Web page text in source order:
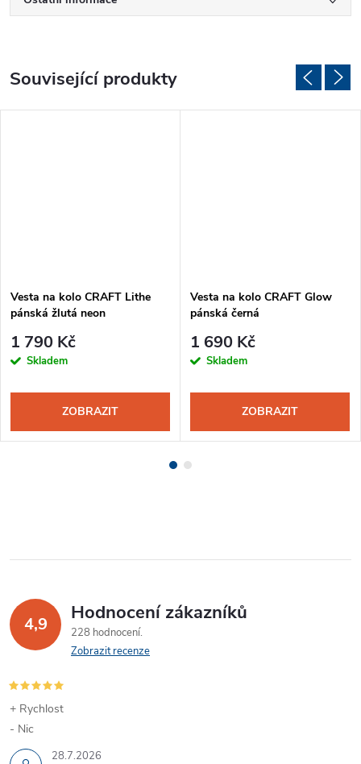
Související produkty
Vesta na kolo CRAFT Lithe
pánská žlutá neon
1 790 Kč
Skladem
ZOBRAZIT
Vesta na kolo CRAFT Glow
pánská černá
1 690 Kč
Skladem
ZOBRAZIT
4,9 Hodnocení zákazníků
228 hodnocení
Zobrazit recenze
28.7.2026
+ Rychlost
- Nic